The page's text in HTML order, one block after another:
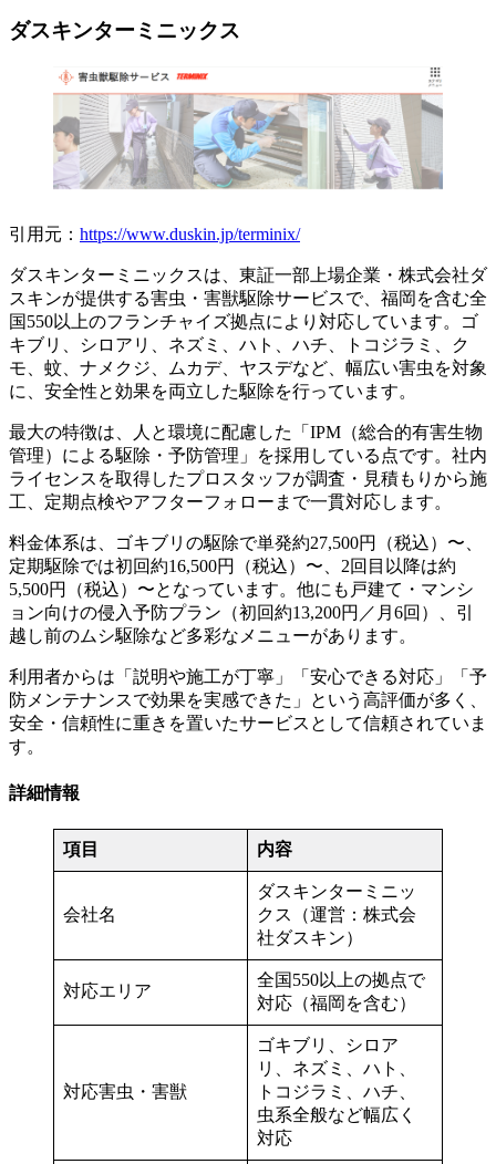
ダスキンターミニックス
引用元： https://www.duskin.jp/terminix/
ダスキンターミニックスは、東証一部上場企業・株式会社ダ
スキンが提供する害虫・害獣駆除サービスで、福岡を含む全
国550以上のフランチャイズ拠点により対応しています。ゴ
キブリ、シロアリ、ネズミ、ハト、ハチ、トコジラミ、ク
モ、蚊、ナメクジ、ムカデ、ヤスデなど、幅広い害虫を対象
に、安全性と効果を両立した駆除を行っています。
最大の特徴は、人と環境に配慮した「IPM（総合的有害生物
管理）による駆除・予防管理」を採用している点です。社内
ライセンスを取得したプロスタッフが調査・見積もりから施
工、定期点検やアフターフォローまで一貫対応します。
料金体系は、ゴキブリの駆除で単発約27,500円（税込）〜、
定期駆除では初回約16,500円（税込）〜、2回目以降は約
5,500円（税込）〜となっています。他にも戸建て・マンシ
ョン向けの侵入予防プラン（初回約13,200円／月6回）、引
越し前のムシ駆除など多彩なメニューがあります。
利用者からは「説明や施工が丁寧」「安心できる対応」「予
防メンテナンスで効果を実感できた」という高評価が多く、
安全・信頼性に重きを置いたサービスとして信頼されていま
す。
詳細情報
項目 内容
会社名
ダスキンターミニッ
クス（運営：株式会
社ダスキン）
対応エリア
全国550以上の拠点で
対応（福岡を含む）
対応害虫・害獣
ゴキブリ、シロア
リ、ネズミ、ハト、
トコジラミ、ハチ、
虫系全般など幅広く
対応